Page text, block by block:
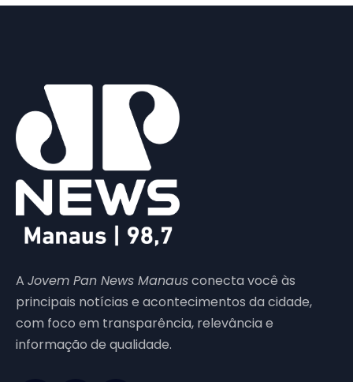
A Jovem Pan News Manausconecta você às
principais notícias e acontecimentos da cidade,
com foco em transparência, relevância e
informação de qualidade.